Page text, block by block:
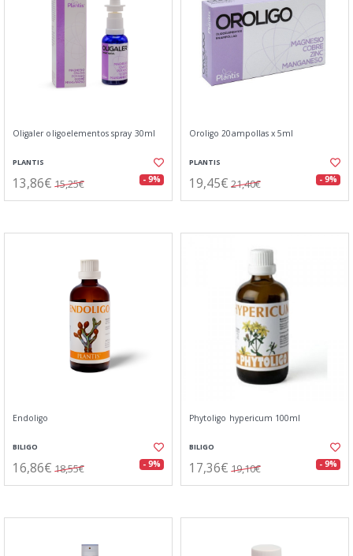
Oligaler oligoelementos spray 30ml
PLANTIS
13,86€ 15,25€ - 9%
Oroligo 20ampollas x 5ml
PLANTIS
19,45€ 21,40€ - 9%
Endoligo
BILIGO
16,86€ 18,55€ - 9%
Phytoligo hypericum 100ml
BILIGO
17,36€ 19,10€ - 9%